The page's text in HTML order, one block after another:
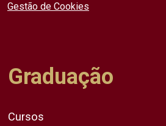
Gestão de Cookies
Graduação
Cursos